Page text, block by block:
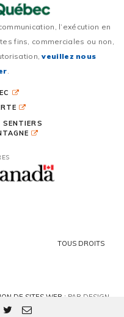
l’exécution en
fins, commerciales ou non,
veuillez nous
.
SENTIERS
TOUS DROITS
DE SITES WEB : PAR DESIGN,